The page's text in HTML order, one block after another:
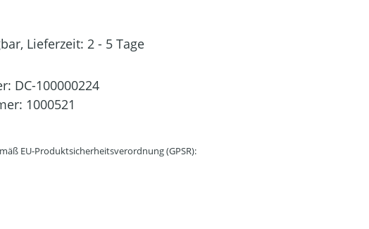
Lieferzeit: 2 - 5 Tage
DC-100000224
1000521
EU-Produktsicherheitsverordnung (GPSR):